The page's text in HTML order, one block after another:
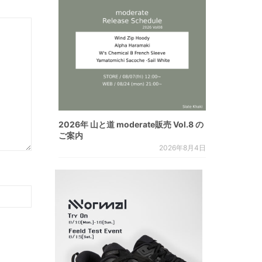
2026年 山と道 moderate販売 Vol.8 の
ご案内
2026年8月4日